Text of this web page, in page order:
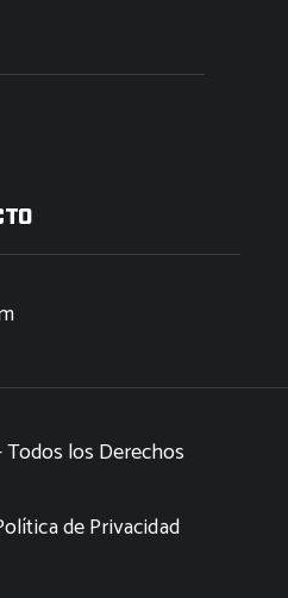
los Derechos
de Privacidad